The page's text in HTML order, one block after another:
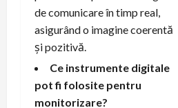
de comunicare în timp real,
asigurând o imagine coerentă
și pozitivă.
Ce instrumente digitale
pot fi folosite pentru
monitorizare?